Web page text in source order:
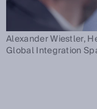
Alexander Wiestler,
Global Integration